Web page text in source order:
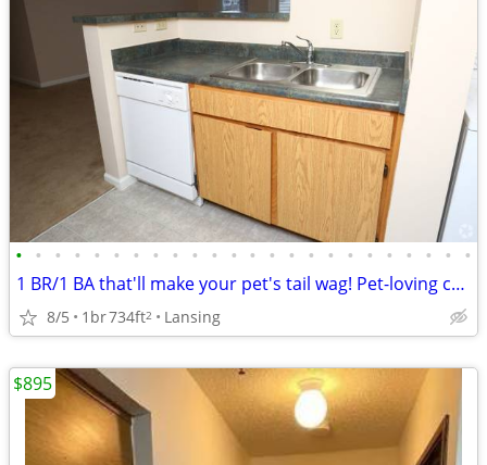
• • • • • • • • • • • • • • • • • • • • • • • •
1 BR/1 BA that'll make your pet's tail wag! Pet-loving community.
8/5 1br734ft2 Lansing
$895